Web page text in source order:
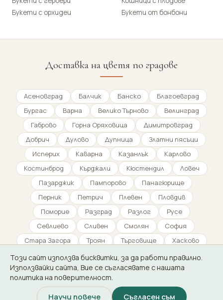
Този сайт използва бисквитки, за да работи правилно.
Използвайки сайта, Вие се съгласявате с нашата
политика на поверителност.
Научи повече Съгласен съм
Букети с орхидеи
Букети от бонбони
Доставка на цветя по градове
Асеновград Балчик Банско
Благоевград
Бургас
Варна Велико Търново
Велинград
Габрово
Горна Оряховица
Димитровград
Добрич
Дулово Дупница
Златни пясъци
Исперих
Каварна Казанлък
Карлово
Костинброд
Кърджали Кюстендил
Ловеч
Пазарджик
Пампорово
Панагюрище
Перник
Петрич Плевен
Пловдив
Поморие
Разград Разлог
Русе
Севлиево
Сливен Смолян
София
Стара Загора
Троян Търговище
Хасково
Царево
Шумен Ямбол
© 2026 БГФлорист. Всички права запазени ·НетПартнерс ООД